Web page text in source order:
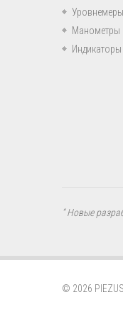
Уровнемеры
Манометры
Индикаторы
“ Новые
© 2026